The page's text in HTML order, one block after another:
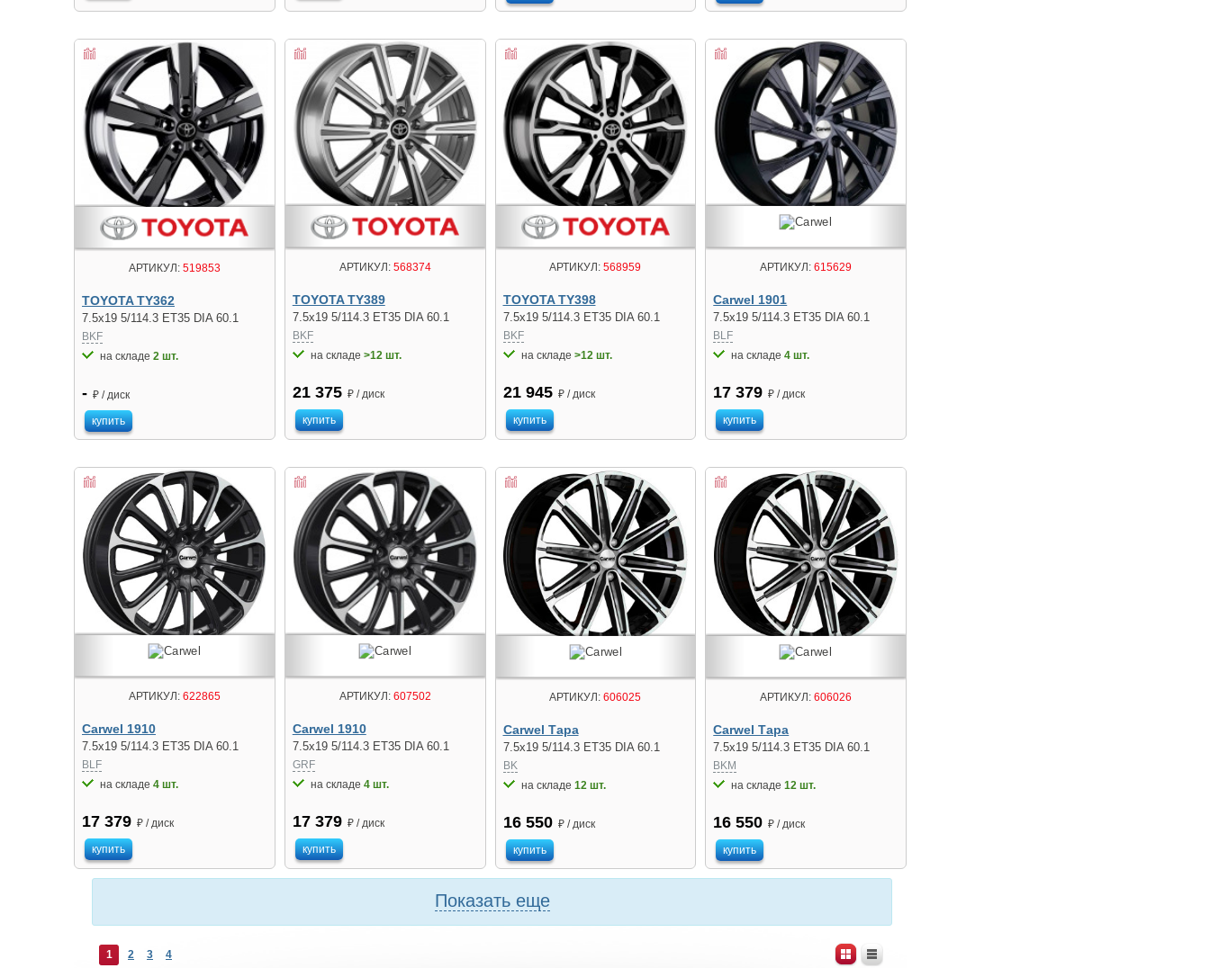
АРТИКУЛ:519853
TOYOTA TY362
7.5x19 5/114.3 ET35 DIA 60.1
BKF
на складе 2 шт.
- ₽ / диск
купить
АРТИКУЛ:568374
TOYOTA TY389
7.5x19 5/114.3 ET35 DIA 60.1
BKF
на складе >12 шт.
21 375 ₽ / диск
купить
АРТИКУЛ: 568959
TOYOTA TY398
7.5x19 5/114.3 ET35 DIA 60.1
BKF
на складе >12 шт.
21 945 ₽ / диск
купить
АРТИКУЛ: 615629
Carwel 1901
7.5x19 5/114.3 ET35 DIA 60.1
BLF
на складе4 шт.
17 379 ₽ / диск
купить
АРТИКУЛ:622865
Carwel 1910
7.5x19 5/114.3 ET35 DIA 60.1
BLF
на складе 4 шт.
17 379 ₽ / диск
купить
АРТИКУЛ:607502
Carwel 1910
7.5x19 5/114.3 ET35 DIA 60.1
GRF
на складе 4 шт.
17 379 ₽ / диск
купить
АРТИКУЛ: 606025
Carwel Тара
7.5x19 5/114.3 ET35 DIA 60.1
BK
на складе 12 шт.
16 550 ₽ / диск
купить
АРТИКУЛ: 606026
Carwel Тара
7.5x19 5/114.3 ET35 DIA 60.1
BKM
на складе12 шт.
16 550 ₽ / диск
купить
Показать еще
1 2 3 4